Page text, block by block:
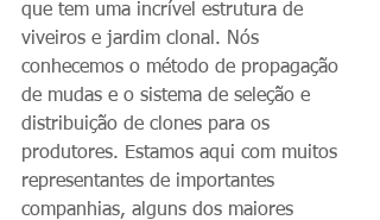
que tem uma incrível estrutura de
viveiros e jardim clonal. Nós
conhecemos o método de propagação
de mudas e o sistema de seleção e
distribuição de clones para os
produtores. Estamos aqui com muitos
representantes de importantes
companhias, alguns dos maiores